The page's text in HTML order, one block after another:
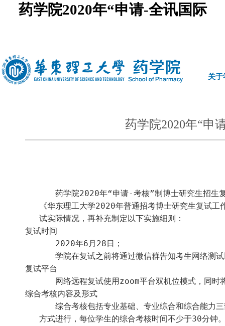
药学院2020年“申请-全讯国际
关于
药学院2020年“申
药学院2020年“申请-考核”制博士研究生招生
《华东理工大学2020年普通招考博士研究生复试
试实际情况，再补充制定以下实施细则：
复试时间
2020年6月 28日；
学院在复试之前将通过微信群告知考生网络测
复试平台
网络远程复试使用zoom平台双机位模式，同时
综合考核内容及形式
综合考核包括专业基础、专业综合和综合能力
方式进行，每位学生的综合考核时间不少于30分钟